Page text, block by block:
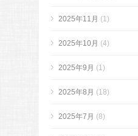
2025年11月 (1)
2025年10月 (4)
2025年9月 (1)
2025年8月 (18)
2025年7月 (8)